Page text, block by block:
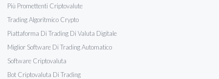
Più Promettenti Criptovalute
Trading Algoritmico Crypto
Piattaforma Di Trading Di Valuta Digitale
Miglior Software Di Trading Automatico
Software Criptovaluta
Bot Criptovaluta Di Trading